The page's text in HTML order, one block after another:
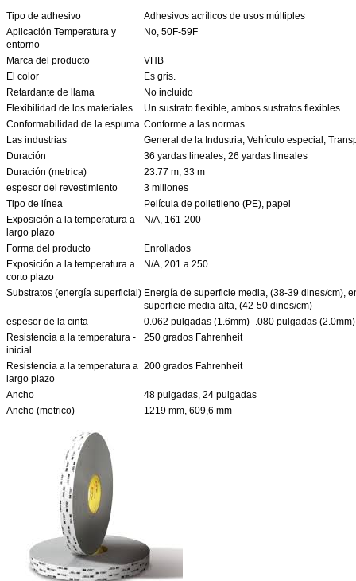
Tipo de adhesivo
Adhesivos acrílicos de usos múltiples
Aplicación Temperatura y
entorno
No, 50F-59F
Marca del producto
VHB
El color
Es gris.
Retardante de llama
No incluido
Flexibilidad de los materiales
Un sustrato flexible, ambos sustratos flexibles
Conformabilidad de la espuma Conforme a las normas
Las industrias
General de la Industria, Vehículo especial,
Duración
36 yardas lineales, 26 yardas lineales
Duración (metrica)
23.77 m, 33 m
espesor del revestimiento
3 millones
Tipo de línea
Película de polietileno (PE), papel
Exposición a la temperatura a
largo plazo
N/A, 161-200
Forma del producto
Enrollados
Exposición a la temperatura a
corto plazo
N/A, 201 a 250
Substratos (energía superficial) Energía de superficie media, (38-39 dines/cm),
superficie media-alta, (42-50 dines/cm)
espesor de la cinta
0.062 pulgadas (1.6mm) -.080 pulgadas (2.0mm)
Resistencia a la temperatura -
inicial
250 grados Fahrenheit
Resistencia a la temperatura a
largo plazo
200 grados Fahrenheit
Ancho
48 pulgadas, 24 pulgadas
Ancho (metrico)
1219 mm, 609,6 mm